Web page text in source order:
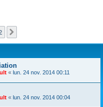
« lun. 24 nov. 2014 00:11
« lun. 24 nov. 2014 00:04